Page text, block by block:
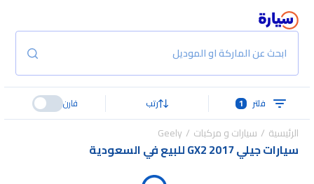
ابحث عن الماركة او الموديل
فلتر 1 رتب قارن
الرئيسية سيارات و مركبات Geely
سيارات جيلي GX2 2017 للبيع في السعودية